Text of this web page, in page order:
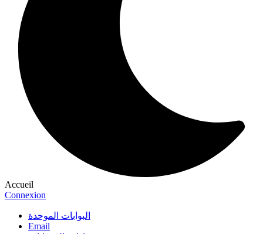
Accueil
Connexion
البوابات الموحدة
Email